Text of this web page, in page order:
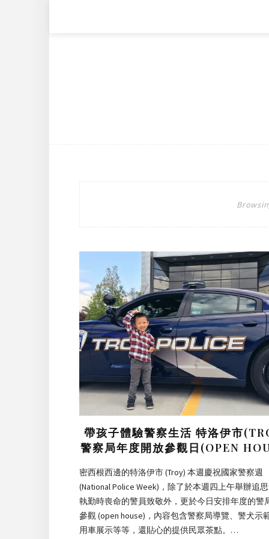
帶孩子體驗警察生活 特洛伊市
警察局年度開放參觀日(OPEN
密西根西邊的特洛伊市 (Troy) 本週慶祝國家警察週
(National Police Week)，除了於本週四上午舉辦追
執勤時喪命的警員致敬外，更於今日安排年度的警
參觀 (open house)，內容包含警察局導覽、警犬示
用車展示等等，還貼心的提供民眾茶點。…